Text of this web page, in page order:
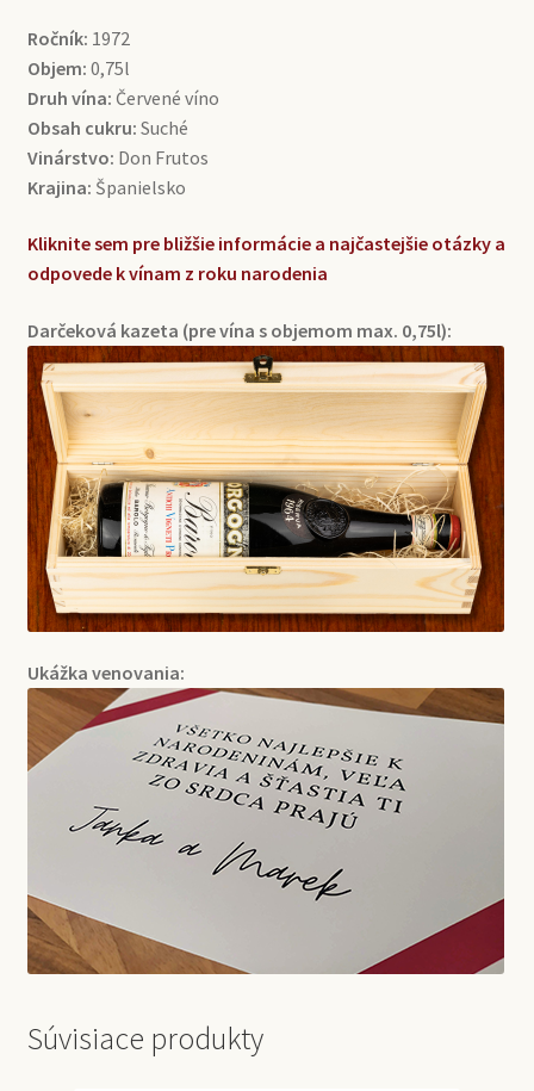
Ročník: 1972
Objem: 0,75l
Druh vína: Červené víno
Obsah cukru: Suché
Vinárstvo: Don Frutos
Krajina: Španielsko
Kliknite sem pre bližšie informácie a najčastejšie otázky a
odpovede k vínam z roku narodenia
Darčeková kazeta (pre vína s objemom max. 0,75l):
Ukážka venovania:
Súvisiace produkty